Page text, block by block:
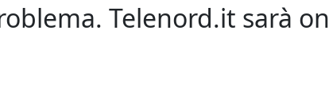
Telenord.it sarà